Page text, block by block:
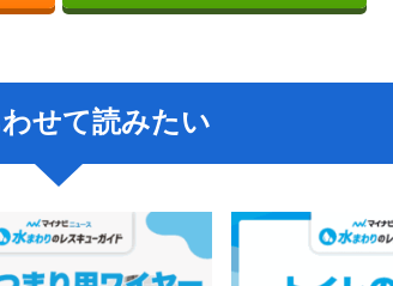
せて読みたい